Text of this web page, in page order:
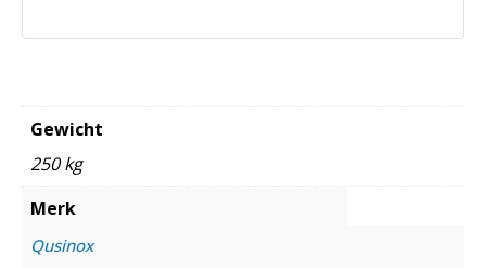
Gewicht
250 kg
Merk
Qusinox